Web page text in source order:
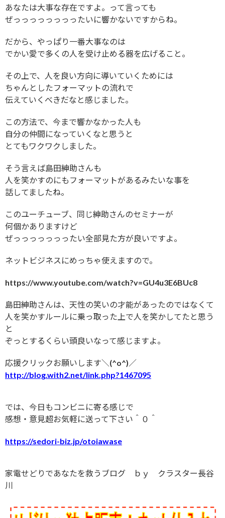
あなたは大事な存在ですよ。って言っても
ぜっっっっっっっったいに響かないですからね。
だから、やっぱり一番大事なのは
でかい愛で多くの人を受け止める器を広げること。
その上で、人を良い方向に導いていくためには
ちゃんとしたフォーマットの流れで
伝えていくべきだなと感じました。
この方法で、今まで響かなかった人も
自分の仲間になっていくなと思うと
とてもワクワクしました。
そう言えば島田紳助さんも
人を笑かすのにもフォーマットがあるみたいな事を
話してましたね。
このユーチューブ、同じ紳助さんのセミナーが
何個かありますけど
ぜっっっっっっったい全部見た方が良いですよ。
ネットビジネスにめっちゃ使えますので。
https://www.youtube.com/watch?v=GU4u3E6BUc8
島田紳助さんは、天性の笑いの才能があったのではなくて
人を笑かすルールに乗っ取った上で人を笑かしてたと思う
と
ぞっとするくらい頭良いなって感じますよ。
応援クリックお願いします＼(^o^)／
http://blog.with2.net/link.php?1467095
では、今日もコンビニに寄る感じで
感想・意見超お気軽に送って下さい＾０＾
https://sedori-biz.jp/otoiawase
家電せどりであなたを救うブログ ｂｙ クラスター長谷
川